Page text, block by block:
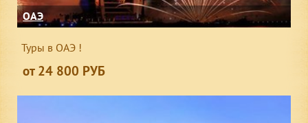
ОАЭ
Туры в ОАЭ !
от 24 800 РУБ